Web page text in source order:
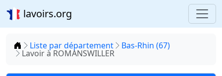
lavoirs.org
Accueil
Liste par département Bas-Rhin (67)
Lavoir à ROMANSWILLER